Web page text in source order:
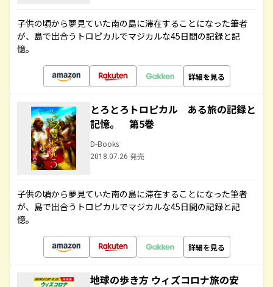
子供の頃から夢見ていた南の島に滞在することになった筆者
が、島で出合うトロピカルでマジカルな45日間の記録と記
憶。
詳細を見る
とろとろトロピカル ある旅の記録と
記憶。 第5巻
D-Books
2018.07.26 発売
子供の頃から夢見ていた南の島に滞在することになった筆者
が、島で出合うトロピカルでマジカルな45日間の記録と記
憶。
詳細を見る
地球の歩き方 ウィズコロナ旅の安